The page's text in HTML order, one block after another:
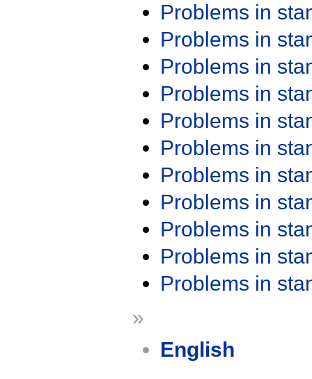
Problems in
Problems in
Problems in
Problems in
Problems in
Problems in
Problems in
Problems in
Problems in
Problems in
Problems in
»
English